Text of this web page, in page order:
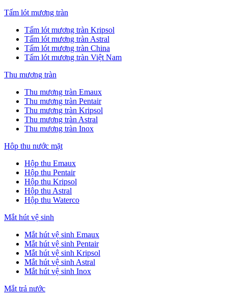
Tấm lót mương tràn
Tấm lót mương tràn Kripsol
Tấm lót mương tràn Astral
Tấm lót mương tràn China
Tấm lót mương tràn Việt Nam
Thu mương tràn
Thu mương tràn Emaux
Thu mương tràn Pentair
Thu mương tràn Kripsol
Thu mương tràn Astral
Thu mương tràn Inox
Hôp thu nước mặt
Hộp thu Emaux
Hộp thu Pentair
Hộp thu Kripsol
Hộp thu Astral
Hộp thu Waterco
Mắt hút vệ sinh
Mắt hút vệ sinh Emaux
Mắt hút vệ sinh Pentair
Mắt hút vệ sinh Kripsol
Mắt hút vệ sinh Astral
Mắt hút vệ sinh Inox
Mắt trả nước